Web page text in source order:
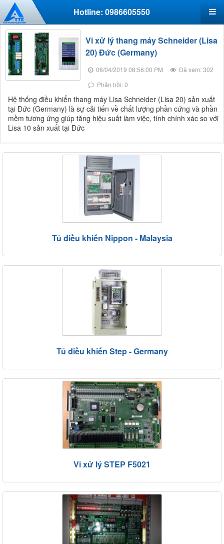
Hotline: 0986605550
Vi xử lý thang máy Schneider (Lisa
20) Đức (Germany)
06/04/2019 08:56:00 PM
Đã xem: 302
Phản hồi: 0
Hệ thống điều khiển thang máy Lisa Schneider (Lisa 20) sản xuất
tại Đức (Germany) là sự cải tiến về chất lượng phần cứng và phần
mềm tương ứng giúp tăng hiệu suất làm việc, tính chính xác so với
Lisa 10 sản xuất tại Đức
Tủ điều khiển Nippon - Malaysia
Tủ điều khiển Step - Germany
Vi xử lý STEP F5021